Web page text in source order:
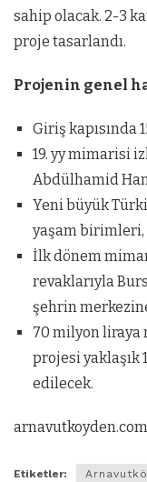
sahip olacak. 2-3
proje tasarlandı.
Projenin genel
Giriş kapısında
19. yy mimarisi
Abdülhamid
Yeni büyük
yaşam birimleri,
İlk dönem
revaklarıyla
şehrin
70 milyon liraya
projesi yaklaşık
edilecek.
arnavutkoyden.com
Etiketler: